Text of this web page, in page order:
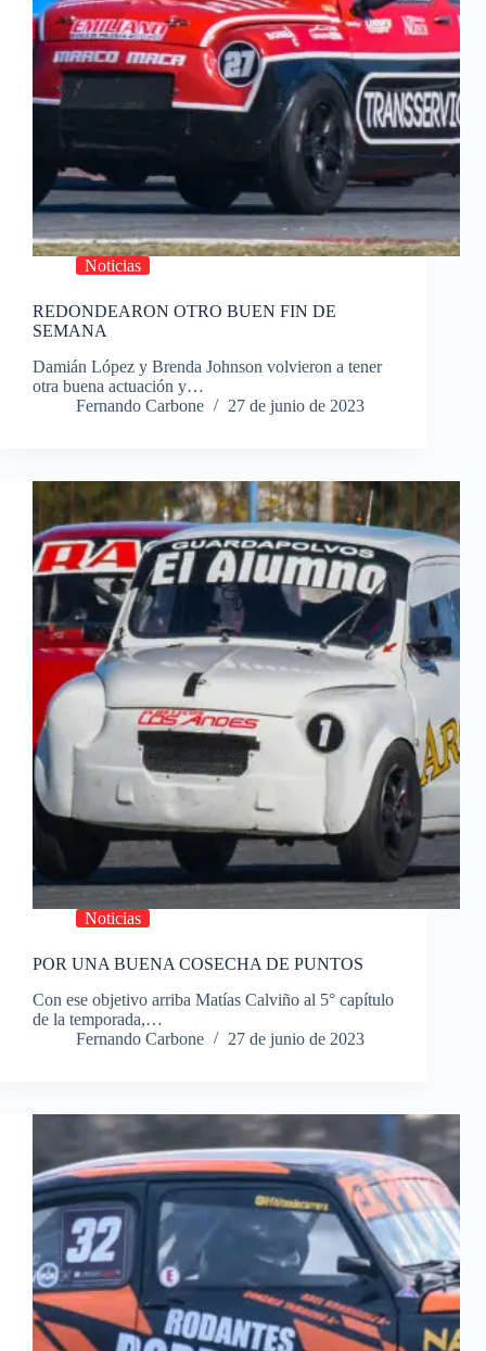
Noticias
REDONDEARON OTRO BUEN FIN DE
SEMANA
Damián López y Brenda Johnson volvieron a tener
otra buena actuación y…
Fernando Carbone
27 de junio de 2023
Noticias
POR UNA BUENA COSECHA DE PUNTOS
Con ese objetivo arriba Matías Calviño al 5° capítulo
de la temporada,…
Fernando Carbone
27 de junio de 2023